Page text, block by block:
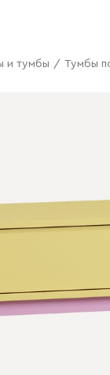
и тумбы / Тумбы